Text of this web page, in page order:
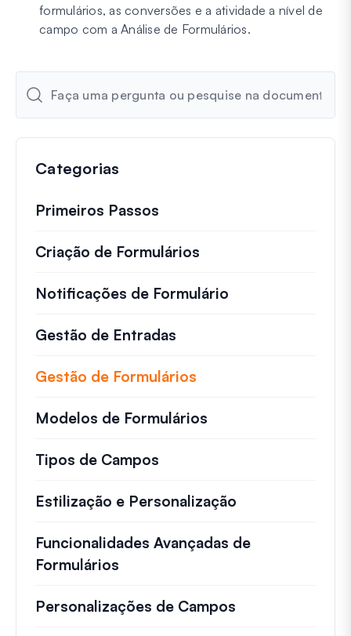
formulários, as conversões e a atividade a nível de
campo com a Análise de Formulários.
Categorias
Primeiros Passos
Criação de Formulários
Notificações de Formulário
Gestão de Entradas
Gestão de Formulários
Modelos de Formulários
Tipos de Campos
Estilização e Personalização
Funcionalidades Avançadas de
Formulários
Personalizações de Campos